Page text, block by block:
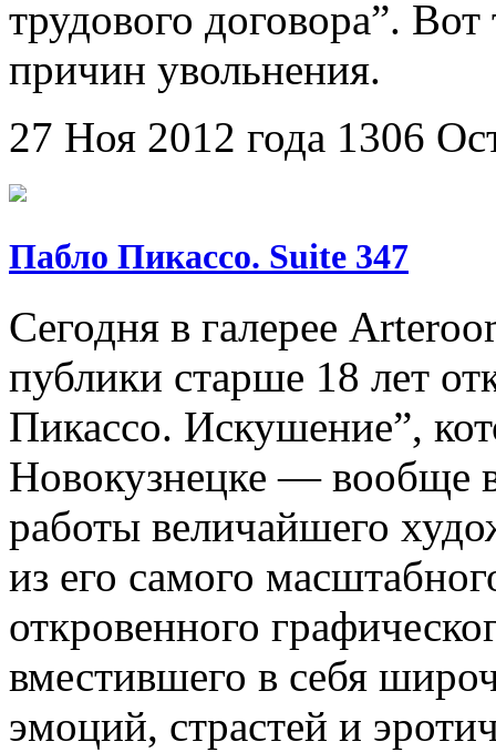
трудового договора”.
причин увольнения.
27 Ноя 2012 года 1306
Пабло Пикассо. Suite 347
Сегодня в галерее
публики старше 18 лет
Пикассо. Искушение”,
Новокузнецке — вообще
работы величайшего
из его самого
откровенного
вместившего в себя
эмоций, страстей и